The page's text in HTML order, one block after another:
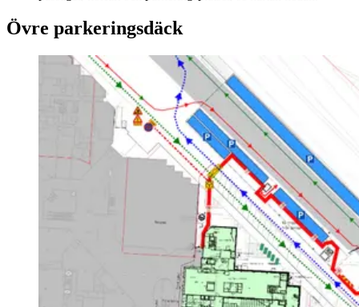
Övre parkeringsdäck